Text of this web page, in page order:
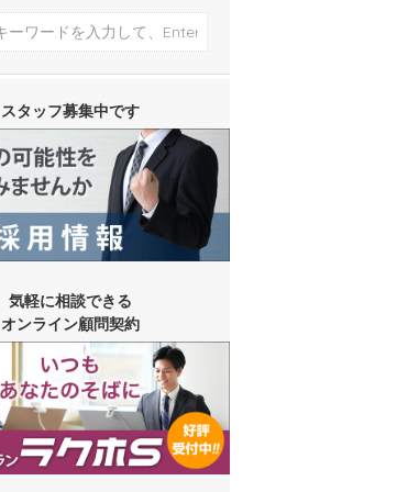
スタッフ募集中です
気軽に相談できる
オンライン顧問契約